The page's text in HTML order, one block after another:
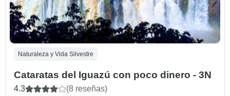
Naturaleza y Vida Silvestre
Cataratas del Iguazú con poco dinero - 3N
4.3 (8 reseñas)